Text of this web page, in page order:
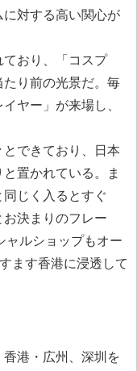
に対する高い関心が
おり、「コスプ
り前の光景だ。毎
ヤー」が来場し、
できており、日本
置かれている。ま
じく入るとすぐ
お決まりのフレー
ャルショップもオー
ます香港に浸透して
香港・広州、深圳を